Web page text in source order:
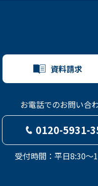
資料請求
お電話でのお問い合
0120-5931-
受付時間：平日8:30～